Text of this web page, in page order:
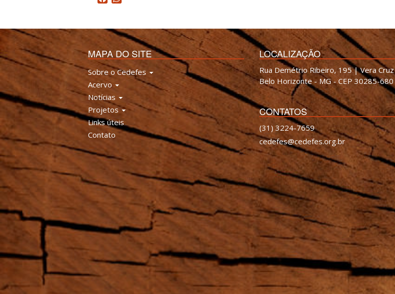
MAPA DO SITE
Sobre o Cedefes
Acervo
Notícias
Projetos
Links úteis
Contato
LOCALIZAÇÃO
Rua Demétrio Ribeiro, 195 | Vera Cruz
Belo Horizonte - MG - CEP 30285-680
CONTATOS
(31) 3224-7659
cedefes@cedefes.org.br